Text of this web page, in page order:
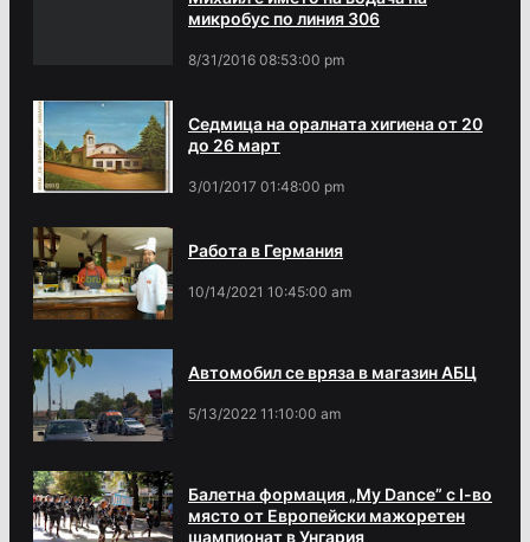
микробус по линия 306
8/31/2016 08:53:00 pm
Седмица на оралната хигиена от 20
до 26 март
3/01/2017 01:48:00 pm
Работа в Германия
10/14/2021 10:45:00 am
Автомобил се вряза в магазин АБЦ
5/13/2022 11:10:00 am
Балетна формация „My Dance” с І-во
място от Европейски мажоретен
шампионат в Унгария